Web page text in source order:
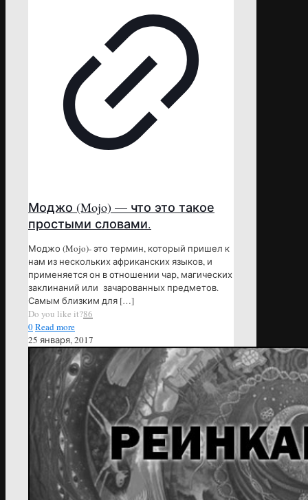
Моджо (Mojo) — что это такое
простыми словами.
Моджо (Mojo)- это термин, который пришел к
нам из нескольких африканских языков, и
применяется он в отношении чар, магических
заклинаний или зачарованных предметов.
Самым близким для […]
Do you like it?86
0Read more
25 января, 2017